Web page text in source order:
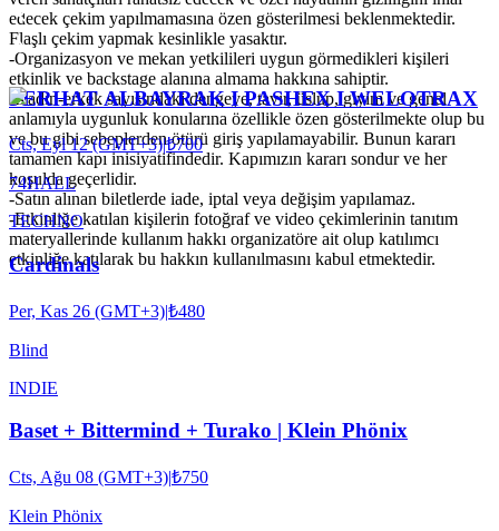
edecek çekim yapılmamasına özen gösterilmesi beklenmektedir.
Flaşlı çekim yapmak kesinlikle yasaktır.
-Organizasyon ve mekan yetkilileri uygun görmedikleri kişileri
etkinlik ve backstage alanına almama hakkına sahiptir.
-Kadın-erkek sayısındaki dengeye, tavır, üslup, giyim ve genel
anlamıyla uygunluk konularına özellikle özen gösterilmekte olup bu
ve bu gibi sebeplerden ötürü giriş yapılamayabilir. Bunun kararı
tamamen kapı inisiyatifindedir. Kapımızın kararı sondur ve her
koşulda geçerlidir.
-Satın alınan biletlerde iade, iptal veya değişim yapılamaz.
-Etkinliğe katılan kişilerin fotoğraf ve video çekimlerinin tanıtım
materyallerinde kullanım hakkı organizatöre ait olup katılımcı
etkinliğe katılarak bu hakkın kullanılmasını kabul etmektedir.
FERHAT ALBAYRAK I PASHEX I WELOTRAX
Cts, Eyl 12 (GMT+3)|₺700
74HALL
TECHNO
Cardinals
Per, Kas 26 (GMT+3)|₺480
Blind
INDIE
Baset + Bittermind + Turako | Klein Phönix
Cts, Ağu 08 (GMT+3)|₺750
Klein Phönix